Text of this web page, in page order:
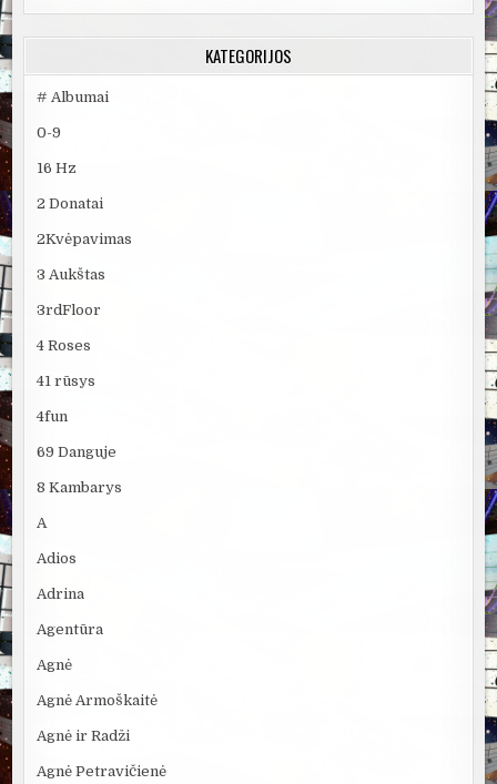
KATEGORIJOS
# Albumai
0-9
16 Hz
2 Donatai
2Kvėpavimas
3 Aukštas
3rdFloor
4 Roses
41 rūsys
4fun
69 Danguje
8 Kambarys
A
Adios
Adrina
Agentūra
Agnė
Agnė Armoškaitė
Agnė ir Radži
Agnė Petravičienė